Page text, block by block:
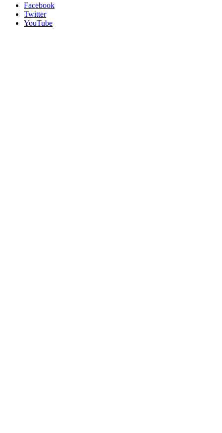
Facebook
Twitter
YouTube